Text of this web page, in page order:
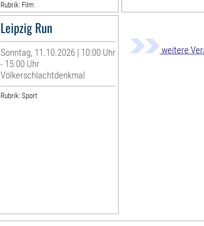
Rubrik: Film
Leipzig Run
Sonntag, 11.10.2026 | 10:00 Uhr
- 15:00 Uhr
Völkerschlachtdenkmal
Rubrik: Sport
weitere